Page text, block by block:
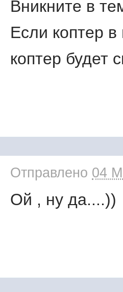
Вникните в
Если коптер
коптер будет
Отправлено 04
Ой , ну да....))